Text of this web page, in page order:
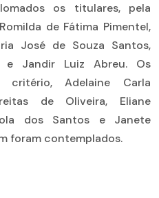
os titulares, pela
de Fátima Pimentel,
José de Souza Santos,
e Jandir Luiz Abreu. Os
critério, Adelaine Carla
de Oliveira, Eliane
dos Santos e Janete
foram contemplados.